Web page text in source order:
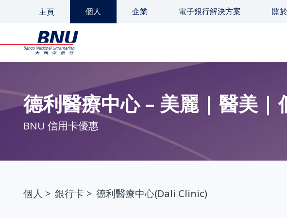
主頁 個人 企業 電子銀行解決方案 關
德利醫療中心 – 美麗 | 醫美 |
BNU 信用卡優惠
個人 > 銀行卡 > 德利醫療中心(Dali Clinic)